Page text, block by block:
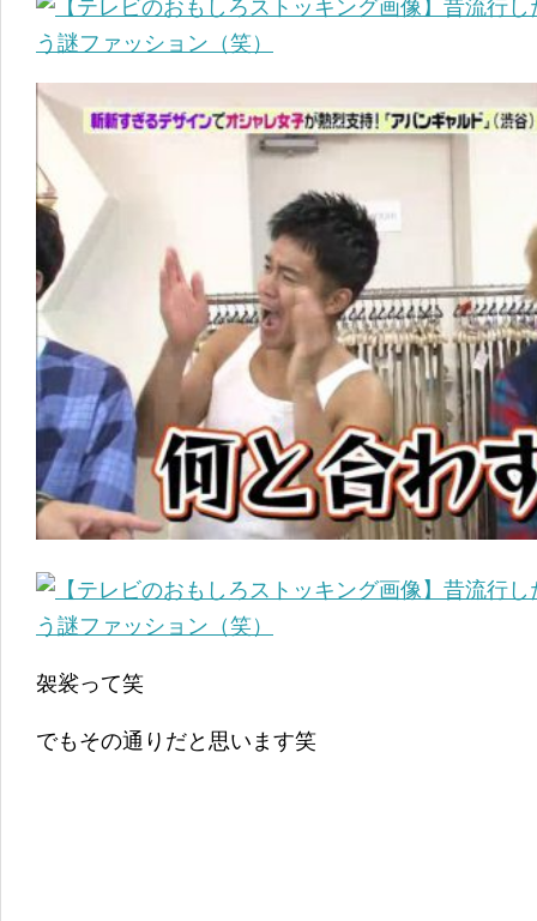
袈裟って笑
でもその通りだと思います笑